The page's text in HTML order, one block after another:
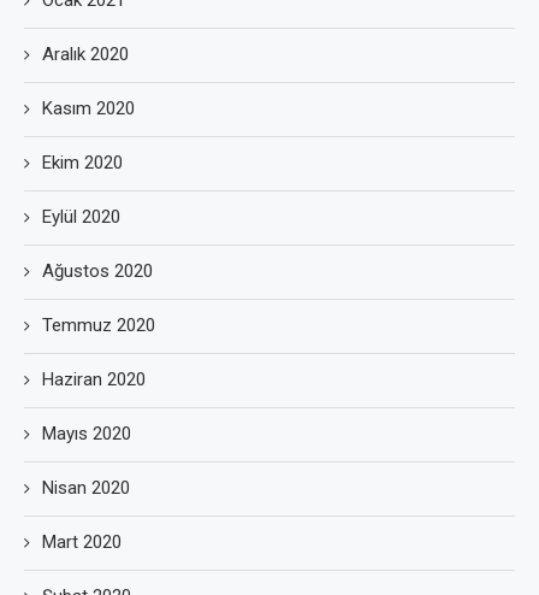
Aralık 2020
Kasım 2020
Ekim 2020
Eylül 2020
Ağustos 2020
Temmuz 2020
Haziran 2020
Mayıs 2020
Nisan 2020
Mart 2020